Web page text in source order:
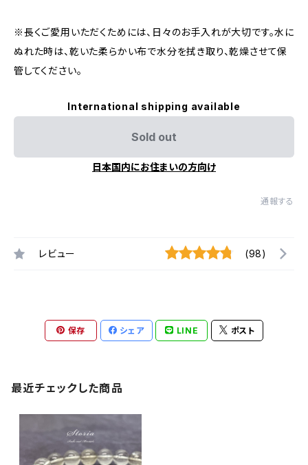
※長くご愛用いただくためには、日々のお手入れが大切です。水に
ぬれた時は、乾いた柔らかい布で水分を拭き取り、乾燥させて保
管してください。
International shipping available
Sold out
日本国内にお住まいの方向け
通報する
レビュー (98)
保存 シェア LINE ポスト
最近チェックした商品